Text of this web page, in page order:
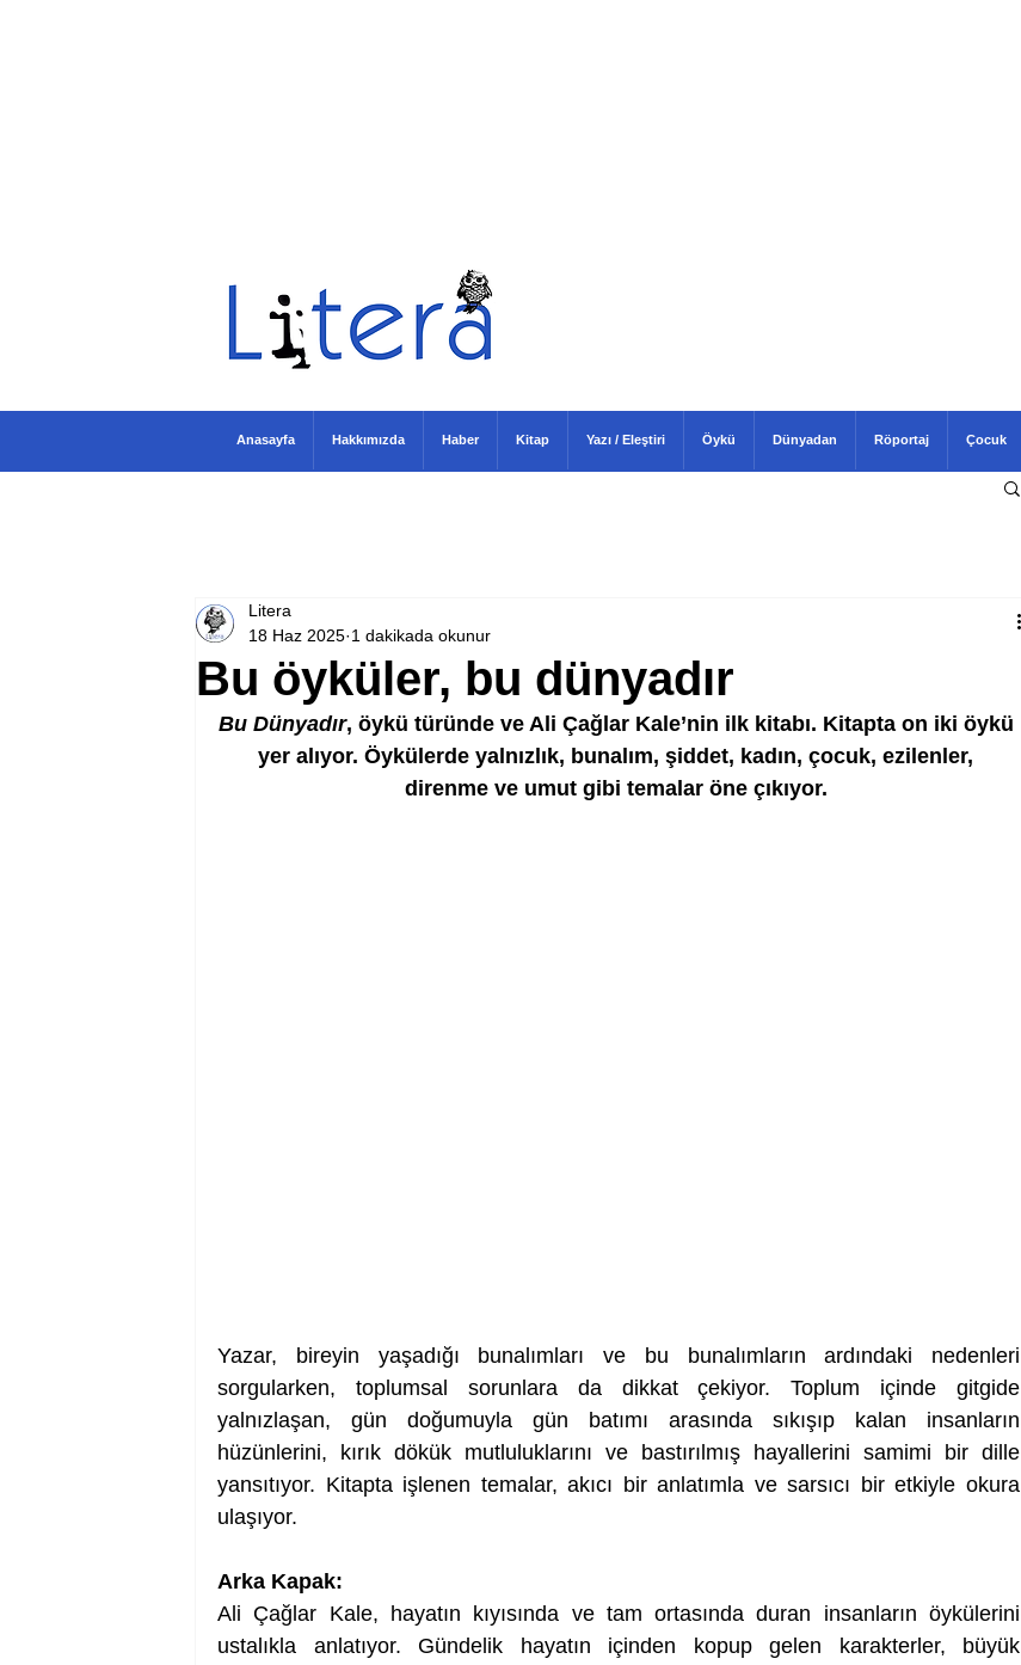
Bu öyküler, bu dünyadır
Litera
18 Haz 2025 1 dakikada okunur
Bu Dünyadır, öykü türünde ve Ali Çağlar Kale’nin ilk kitabı. Kitapta on iki öykü
yer alıyor. Öykülerde yalnızlık, bunalım, şiddet, kadın, çocuk, ezilenler,
direnme ve umut gibi temalar öne çıkıyor.
Yazar, bireyin yaşadığı bunalımları ve bu bunalımların ardındaki nedenleri
sorgularken, toplumsal sorunlara da dikkat çekiyor. Toplum içinde gitgide
yalnızlaşan, gün doğumuyla gün batımı arasında sıkışıp kalan insanların
hüzünlerini, kırık dökük mutluluklarını ve bastırılmış hayallerini samimi bir dille
yansıtıyor. Kitapta işlenen temalar, akıcı bir anlatımla ve sarsıcı bir etkiyle okura
ulaşıyor.
Arka Kapak:
Ali Çağlar Kale, hayatın kıyısında ve tam ortasında duran insanların öykülerini
ustalıkla anlatıyor. Gündelik hayatın içinden kopup gelen karakterler, büyük
Anasayfa Hakkımızda Haber Kitap Yazı / Eleştiri Öykü Dünyadan Röportaj Çocuk